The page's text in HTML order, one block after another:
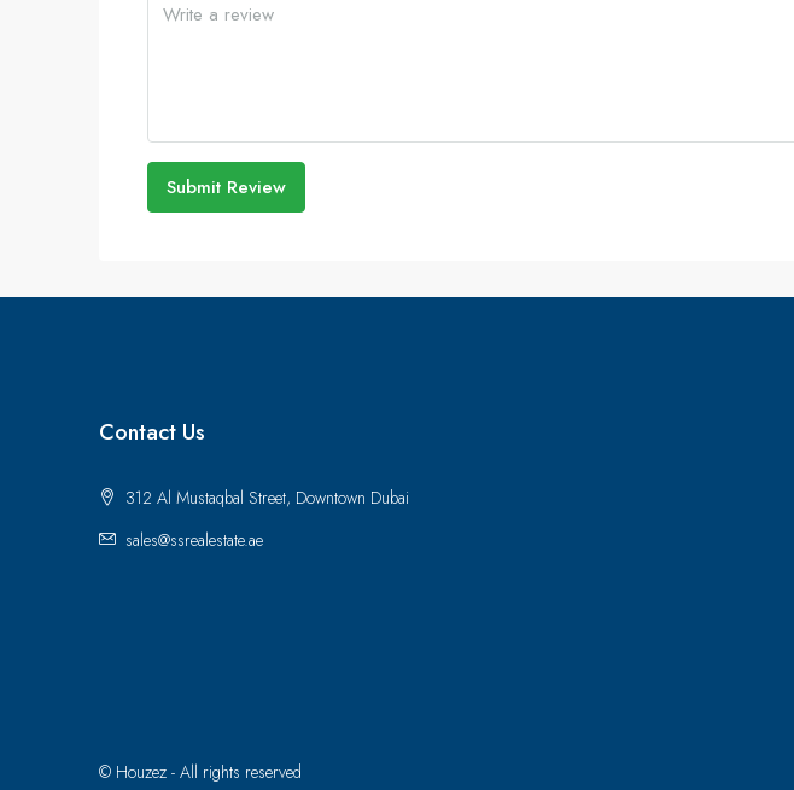
Submit Review
Contact Us
312 Al Mustaqbal Street, Downtown Dubai
sales@ssrealestate.ae
© Houzez - All rights reserved